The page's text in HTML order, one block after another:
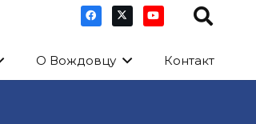
О Вождовцу Контакт